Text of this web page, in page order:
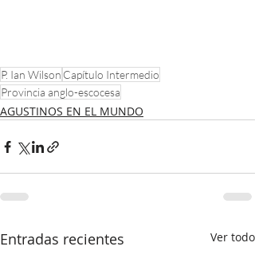
P. Ian Wilson Capítulo Intermedio
Provincia anglo-escocesa
AGUSTINOS EN EL MUNDO
Entradas recientes Ver todo